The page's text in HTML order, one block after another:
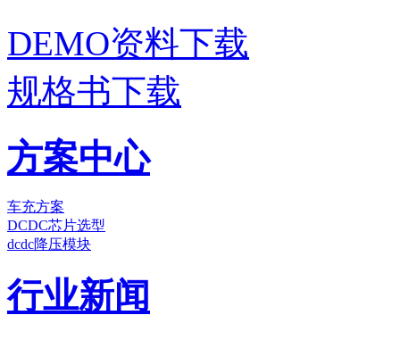
DEMO资料下载
规格书下载
方案中心
车充方案
DCDC芯片选型
dcdc降压模块
行业新闻